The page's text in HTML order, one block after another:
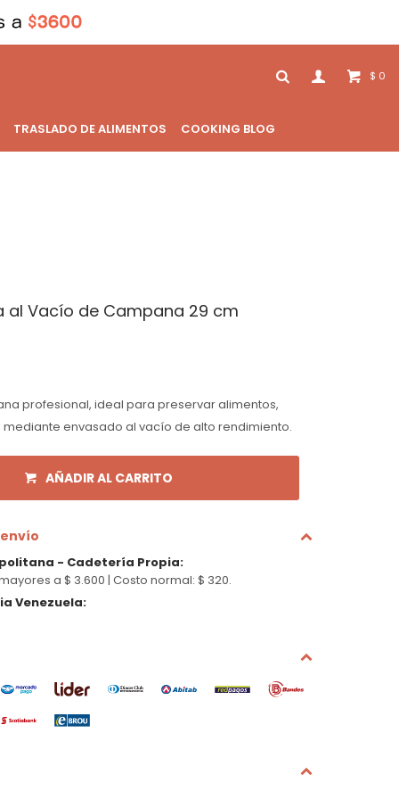
TRASLADO DE ALIMENTOS COOKING BLOG
$ 0
al Vacío de Campana 29 cm
profesional, ideal para preservar alimentos,
mediante envasado al vacío de alto rendimiento.
AÑADIR AL CARRITO
- Cadetería Propia:
a $ 3.600 | Costo normal: $ 320.
Venezuela: